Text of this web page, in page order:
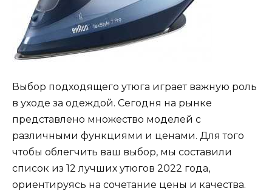
Выбор подходящего утюга играет важную роль
в уходе за одеждой. Сегодня на рынке
представлено множество моделей с
различными функциями и ценами. Для того
чтобы облегчить ваш выбор, мы составили
список из 12 лучших утюгов 2022 года,
ориентируясь на сочетание цены и качества.